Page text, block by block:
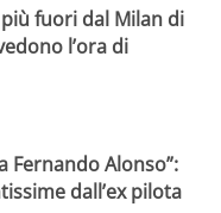
fuori dal Milan di
l’ora di
Fernando Alonso”:
dall’ex pilota